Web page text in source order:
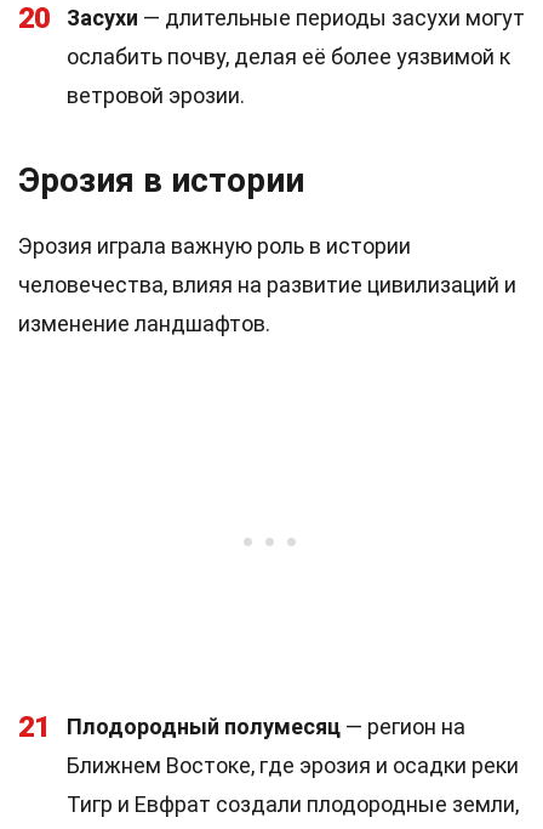
20 Засухи — длительные периоды засухи могут
ослабить почву, делая её более уязвимой к
ветровой эрозии.
Эрозия в истории
Эрозия играла важную роль в истории
человечества, влияя на развитие цивилизаций и
изменение ландшафтов.
21 Плодородный полумесяц — регион на
Ближнем Востоке, где эрозия и осадки реки
Тигр и Евфрат создали плодородные земли,